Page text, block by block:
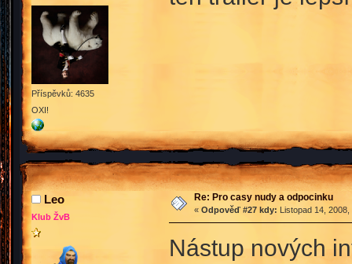
Příspěvků: 4635
OXI!
Leo
Klub ŽvB
Re: Pro casy nudy a odpocinku
« Odpověď #27 kdy: Listopad 14,
Nástup nových